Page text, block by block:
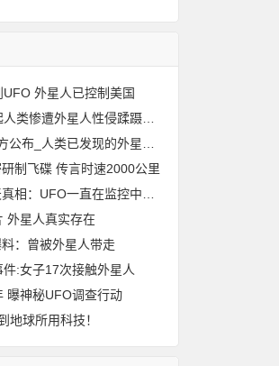
外星人已控制美国
惨遭外星人性侵蹂蹑惊人事件
人类已发现的外星人_品种有50多种
制飞碟 传言时速2000公里
UFO一直在监控中国，太可怕！
外星人真实存在
：曾被外星人带走
:女子17次接触外星人
曝神秘UFO调查行动
地球所用科技！